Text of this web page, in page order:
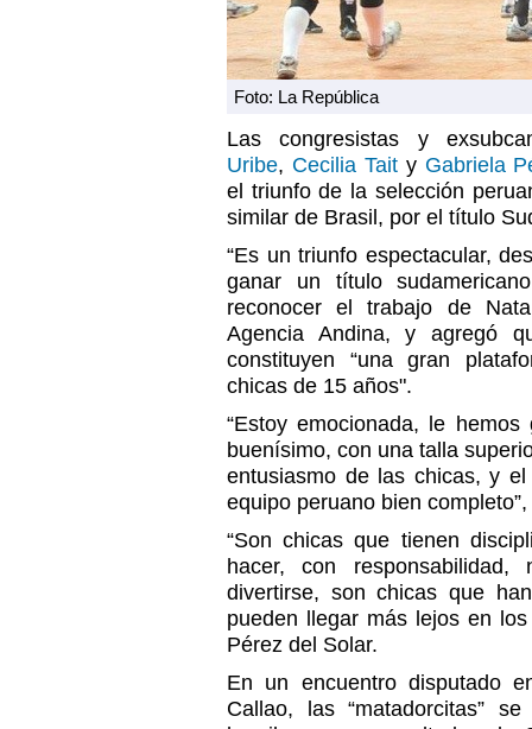
Foto: La República
Las congresistas y
Uribe, Cecilia Tait y Gabriela
el triunfo de la selección
similar de Brasil, por el título
“Es un triunfo espectacular,
ganar un título
reconocer el trabajo de
Agencia Andina, y agregó
constituyen “una gran
chicas de 15 años".
“Estoy emocionada, le
buenísimo, con una talla
entusiasmo de las chicas, y
equipo peruano bien
“Son chicas que tienen
hacer, con
divertirse, son chicas que
pueden llegar más lejos en
Pérez del Solar.
En un encuentro disputado
Callao, las “matadorcitas”